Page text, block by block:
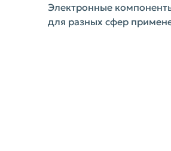
Электронные
для разных сфер